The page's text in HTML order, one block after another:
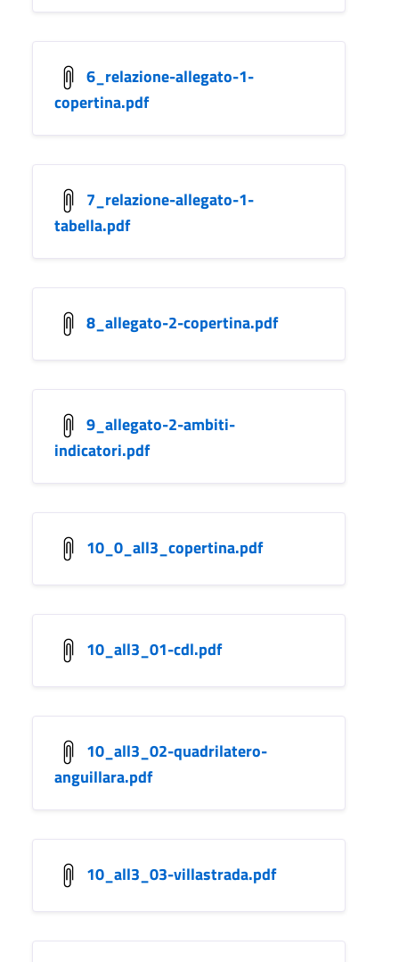
6_relazione-allegato-1-
copertina.pdf
7_relazione-allegato-1-
tabella.pdf
8_allegato-2-copertina.pdf
9_allegato-2-ambiti-
indicatori.pdf
10_0_all3_copertina.pdf
10_all3_01-cdl.pdf
10_all3_02-quadrilatero-
anguillara.pdf
10_all3_03-villastrada.pdf